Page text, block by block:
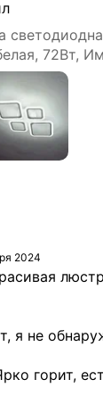
72Вт,
2024
я не
горит,